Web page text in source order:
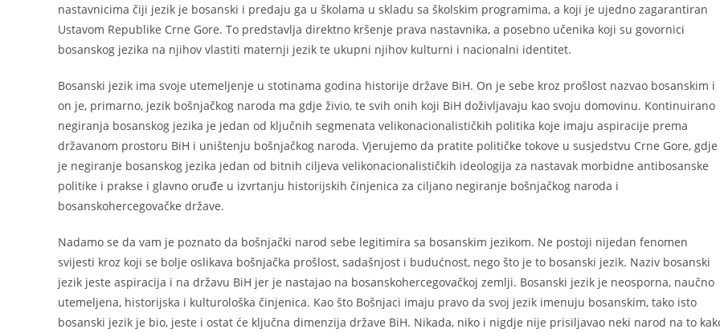
nastavnicima čiji jezik je bosanski i predaju ga u školama u skladu sa školskim programima, a koji je ujedno zagarantiran
Ustavom Republike Crne Gore. To predstavlja direktno kršenje prava nastavnika, a posebno učenika koji su govornici
bosanskog jezika na njihov vlastiti maternji jezik te ukupni njihov kulturni i nacionalni identitet.
Bosanski jezik ima svoje utemeljenje u stotinama godina historije države BiH. On je sebe kroz prošlost nazvao bosanskim i
on je, primarno, jezik bošnjačkog naroda ma gdje živio, te svih onih koji BiH doživljavaju kao svoju domovinu. Kontinuirano
negiranja bosanskog jezika je jedan od ključnih segmenata velikonacionalističkih politika koje imaju aspiracije prema
državanom prostoru BiH i uništenju bošnjačkog naroda. Vjerujemo da pratite političke tokove u susjedstvu Crne Gore, gdje
je negiranje bosanskog jezika jedan od bitnih ciljeva velikonacionalističkih ideologija za nastavak morbidne antibosanske
politike i prakse i glavno oruđe u izvrtanju historijskih činjenica za ciljano negiranje bošnjačkog naroda i
bosanskohercegovačke države.
Nadamo se da vam je poznato da bošnjački narod sebe legitimira sa bosanskim jezikom. Ne postoji nijedan fenomen
svijesti kroz koji se bolje oslikava bošnjačka prošlost, sadašnjost i budućnost, nego što je to bosanski jezik. Naziv bosanski
jezik jeste aspiracija i na državu BiH jer je nastajao na bosanskohercegovačkoj zemlji. Bosanski jezik je neosporna, naučno
utemeljena, historijska i kulturološka činjenica. Kao što Bošnjaci imaju pravo da svoj jezik imenuju bosanskim, tako isto
bosanski jezik je bio, jeste i ostat će ključna dimenzija države BiH. Nikada, niko i nigdje nije prisiljavao neki narod na to